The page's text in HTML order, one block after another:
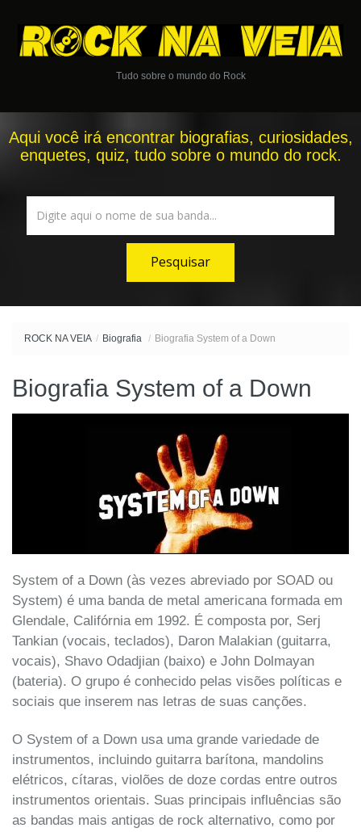
Tudo sobre o mundo do Rock
Aqui você irá encontrar biografias, curiosidades,
enquetes, quiz, tudo sobre o mundo do rock.
ROCK NA VEIA / Biografia / Biografia System of a Down
Biografia System of a Down
System of a Down (às vezes abreviado por SOAD ou
System) é uma banda de metal americana formada em
Glendale, Califórnia em 1992. É composta por, Serj
Tankian (vocais, teclados), Daron Malakian (guitarra,
vocais), Shavo Odadjian (baixo) e John Dolmayan
(bateria). O grupo é conhecido pelas visões políticas e
sociais que inserem nas letras de suas canções.
O System of a Down usa uma grande variedade de
instrumentos, incluindo guitarra barítona, mandolins
elétricos, cítaras, violões de doze cordas entre outros
instrumentos orientais. Suas principais influências são
as bandas mais antigas de rock alternativo, como por